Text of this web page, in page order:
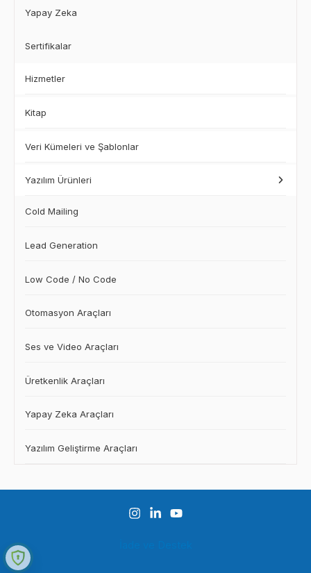
Yapay Zeka
Sertifikalar
Hizmetler
Kitap
Veri Kümeleri ve Şablonlar
Yazılım Ürünleri
Cold Mailing
Lead Generation
Low Code / No Code
Otomasyon Araçları
Ses ve Video Araçları
Üretkenlik Araçları
Yapay Zeka Araçları
Yazılım Geliştirme Araçları